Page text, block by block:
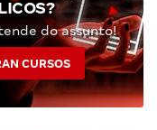
do assunto!
CURSOS